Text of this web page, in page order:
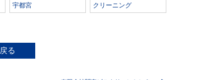
宇都宮
クリーニング
戻る